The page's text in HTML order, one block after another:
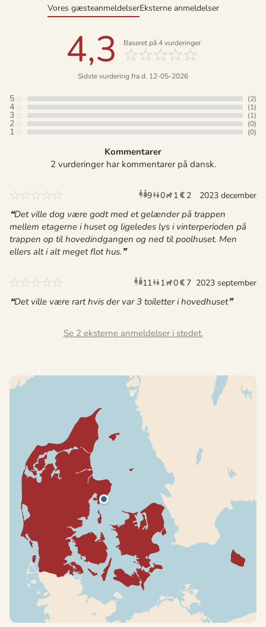
Vores gæsteanmeldelserEksterne anmeldelser
4,3 Baseret på4vurderinger
Sidste vurdering fra d. 12-05-2026
5 (2)
4 (1)
3 (1)
2 (0)
1 (0)
Kommentarer
2 vurderinger har kommentarer på dansk.
9 voksne
0 børn
1 husdyr
2 2023 december
Det ville dog være godt med et gelænder på trappen
mellem etagerne i huset og ligeledes lys i vinterperioden på
trappen op til hovedindgangen og ned til poolhuset. Men
ellers alt i alt meget flot hus.
11 voksne
1 barn
0 husdyr
7 2023 september
Det ville være rart hvis der var 3 toiletter i hovedhuset
Se 2 eksterne anmeldelser i stedet.